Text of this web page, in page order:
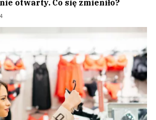
otwarty. Co się zmieniło?